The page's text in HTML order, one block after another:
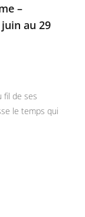
–
au 29
fil de ses
le temps qui